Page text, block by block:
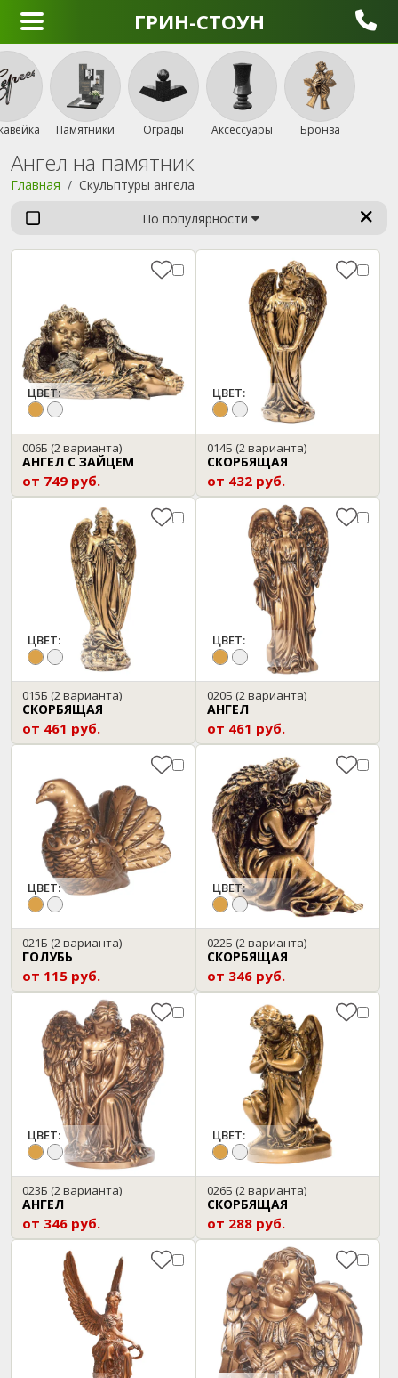
ГРИН-СТОУН
Памятники Ограды Аксессуары Бронза
Ангел на памятник
Главная
Скульптуры ангела
По популярности
ЦВЕТ:
006Б (2 варианта)
АНГЕЛ С ЗАЙЦЕМ
от 749 руб.
ЦВЕТ:
014Б (2 варианта)
СКОРБЯЩАЯ
от 432 руб.
ЦВЕТ:
015Б (2 варианта)
СКОРБЯЩАЯ
от 461 руб.
ЦВЕТ:
020Б (2 варианта)
АНГЕЛ
от 461 руб.
ЦВЕТ:
021Б (2 варианта)
ГОЛУБЬ
от 115 руб.
ЦВЕТ:
022Б (2 варианта)
СКОРБЯЩАЯ
от 346 руб.
ЦВЕТ:
023Б (2 варианта)
АНГЕЛ
от 346 руб.
ЦВЕТ:
026Б (2 варианта)
СКОРБЯЩАЯ
от 288 руб.